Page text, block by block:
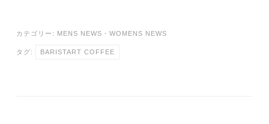
カテゴリー: MENS NEWS ・ WOMENS NEWS
タグ: BARISTART COFFEE